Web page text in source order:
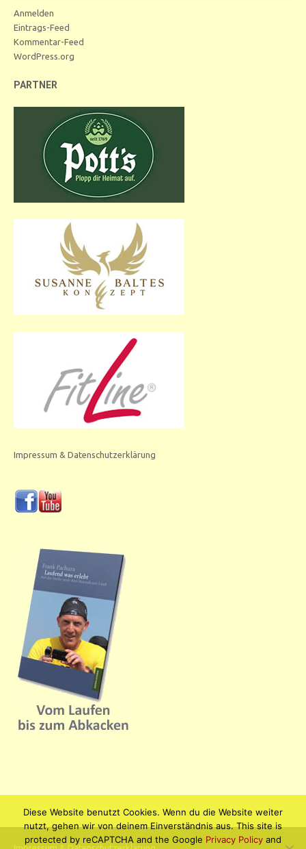
Anmelden
Eintrags-Feed
Kommentar-Feed
WordPress.org
PARTNER
Impressum & Datenschutzerklärung
Diese Website benutzt Cookies. Wenn du die Website weiter
nutzt, gehen wir von deinem Einverständnis aus. This site is
protected by reCAPTCHA and the Google Privacy Policy and